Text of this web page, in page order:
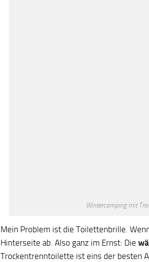
Wintercamping mit
Mein Problem ist die Toilettenbrille.
Hinterseite ab. Also ganz im Ernst: Die
Trockentrenntoilette ist eins der besten